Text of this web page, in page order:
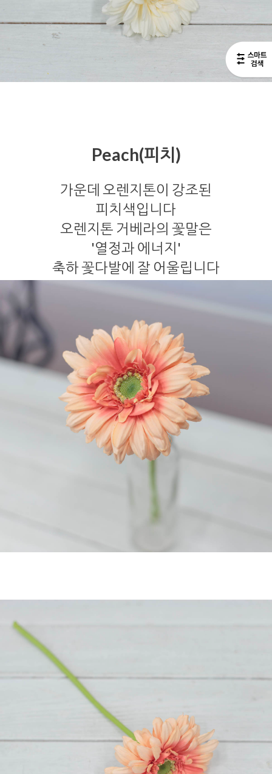
Peach(피치)
가운데 오렌지톤이 강조된
피치색입니다
오렌지톤 거베라의 꽃말은
'열정과 에너지'
축하 꽃다발에 잘 어울립니다